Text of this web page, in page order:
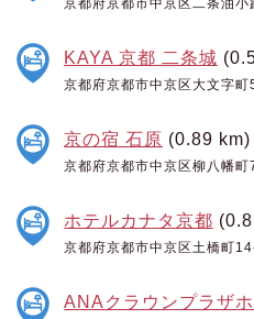
KAYA 京都 二条城
京都府京都市中京区大文字町
京の宿 石原 (0.89 km)
京都府京都市中京区柳八幡町
ホテルカナタ京都
京都府京都市中京区土橋町
ANAクラウンプラザ